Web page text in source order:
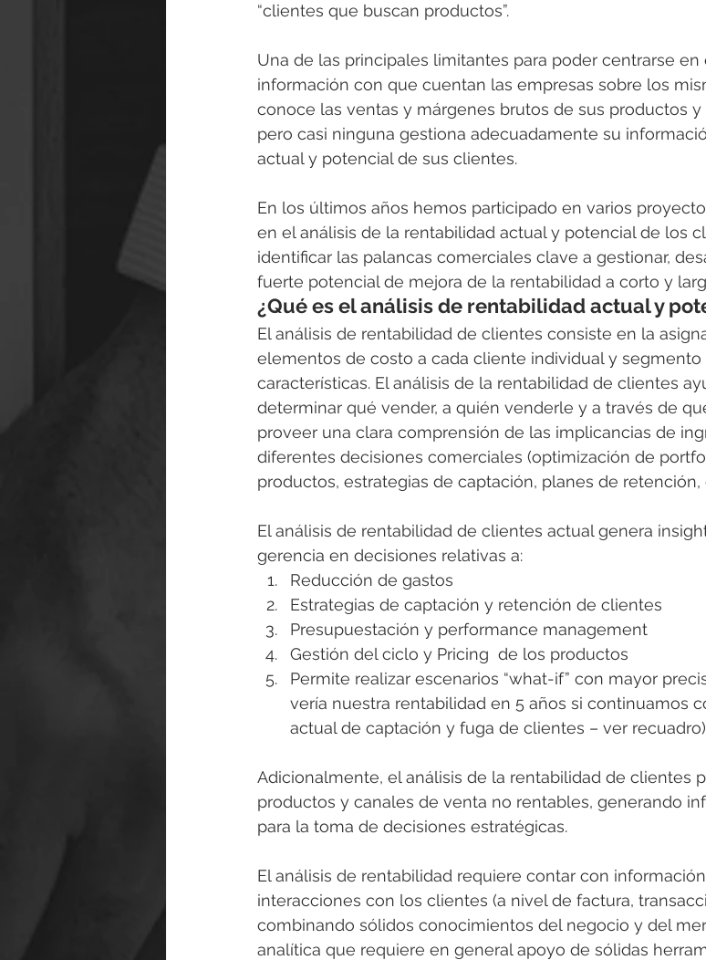
“clientes que buscan productos”.
Una de las principales limitantes para poder centrarse
información con que cuentan las empresas sobre los
conoce las ventas y márgenes brutos de sus productos
pero casi ninguna gestiona adecuadamente su
actual y potencial de sus clientes.
En los últimos años hemos participado en varios
en el análisis de la rentabilidad actual y potencial de los
identificar las palancas comerciales clave a gestionar,
fuerte potencial de mejora de la rentabilidad a corto y
¿Qué es el análisis de rentabilidad actual y
El análisis de rentabilidad de clientes consiste en la
elementos de costo a cada cliente individual y segmento
características. El análisis de la rentabilidad de clientes
determinar qué vender, a quién venderle y a través de
proveer una clara comprensión de las implicancias de
diferentes decisiones comerciales (optimización de
productos, estrategias de captación, planes de retención,
El análisis de rentabilidad de clientes actual genera
gerencia en decisiones relativas a:
Reducción de gastos
Estrategias de captación y retención de clientes
Presupuestación y performance management
Gestión del ciclo y Pricing  de los productos
Permite realizar escenarios “what-if” con mayor
vería nuestra rentabilidad en 5 años si continuamos
actual de captación y fuga de clientes – ver
Adicionalmente, el análisis de la rentabilidad de clientes
productos y canales de venta no rentables, generando
para la toma de decisiones estratégicas.
El análisis de rentabilidad requiere contar con
interacciones con los clientes (a nivel de factura,
combinando sólidos conocimientos del negocio y del
analítica que requiere en general apoyo de sólidas